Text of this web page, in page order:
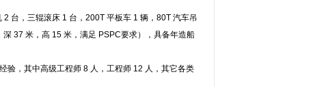
台，三辊滚床 1 台，200T 平板车 1 辆，80T 汽车吊
37 米，高 15 米，满足 PSPC要求），具备年造船
验，其中高级工程师 8 人，工程师 12 人，其它各类